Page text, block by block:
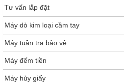
Tư vấn lắp đặt
Máy dò kim loại cầm tay
Máy tuần tra bảo vệ
Máy đếm tiền
Máy hủy giấy